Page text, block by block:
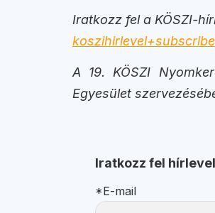
Iratkozz fel a KÖSZI-
A 19. KÖSZI
Egyesület
Iratkozz fel
*E-mail